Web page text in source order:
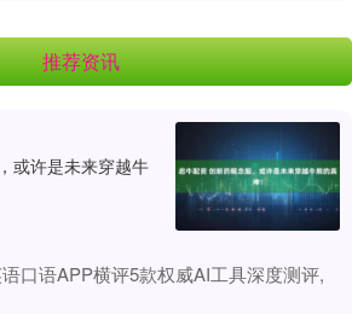
推荐资讯
或许是未来穿越牛
口语APP横评5款权威AI工具深度测评,